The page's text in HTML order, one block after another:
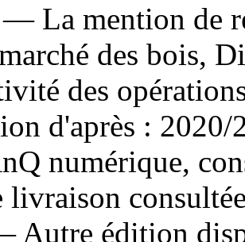
La mention de
des bois,
des
d'après :
numérique,
livraison
Autre édition